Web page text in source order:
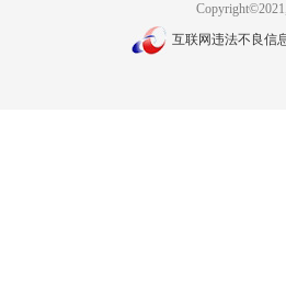
互联网违法不良信